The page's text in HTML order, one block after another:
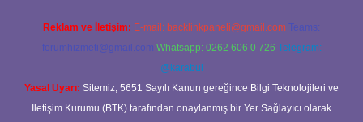
Reklam ve İletişim: E-mail: backlinkpaneli@gmail.com Teams:
forumhizmeti@gmail.com Whatsapp: 0262 606 0 726 Telegram:
@karabul
Yasal Uyarı: Sitemiz, 5651 Sayılı Kanun gereğince Bilgi Teknolojileri ve
İletişim Kurumu (BTK) tarafından onaylanmış bir Yer Sağlayıcı olarak